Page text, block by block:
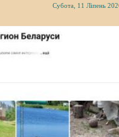
Субота, 11 Ліпень